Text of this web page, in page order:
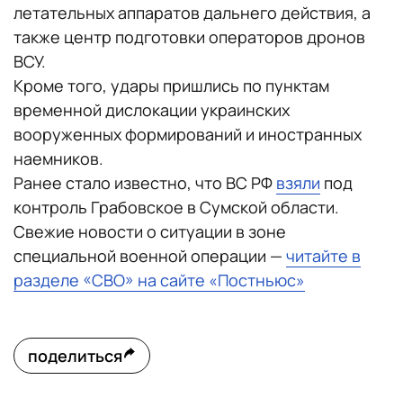
летательных аппаратов дальнего действия, а
также центр подготовки операторов дронов
ВСУ.
Кроме того, удары пришлись по пунктам
временной дислокации украинских
вооруженных формирований и иностранных
наемников.
Ранее стало известно, что ВС РФ взяли под
контроль Грабовское в Сумской области.
Свежие новости о ситуации в зоне
специальной военной операции — читайте в
разделе «СВО» на сайте «Постньюс»
поделиться